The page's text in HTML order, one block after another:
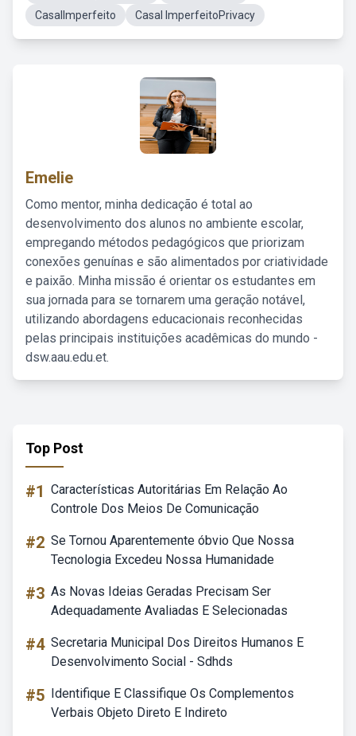
CasalImperfeito
Casal ImperfeitoPrivacy
Emelie
Como mentor, minha dedicação é total ao
desenvolvimento dos alunos no ambiente escolar,
empregando métodos pedagógicos que priorizam
conexões genuínas e são alimentados por criatividade
e paixão. Minha missão é orientar os estudantes em
sua jornada para se tornarem uma geração notável,
utilizando abordagens educacionais reconhecidas
pelas principais instituições acadêmicas do mundo -
dsw.aau.edu.et.
Top Post
#1 Características Autoritárias Em Relação Ao
Controle Dos Meios De Comunicação
#2 Se Tornou Aparentemente óbvio Que Nossa
Tecnologia Excedeu Nossa Humanidade
#3 As Novas Ideias Geradas Precisam Ser
Adequadamente Avaliadas E Selecionadas
#4 Secretaria Municipal Dos Direitos Humanos E
Desenvolvimento Social - Sdhds
#5 Identifique E Classifique Os Complementos
Verbais Objeto Direto E Indireto